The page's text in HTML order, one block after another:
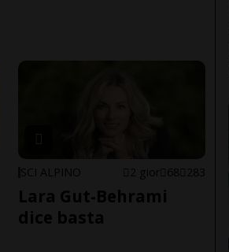
SCI ALPINO 2 gior 68 283
Lara Gut-Behrami
dice basta